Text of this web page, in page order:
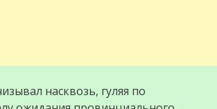
насквозь, гуляя по